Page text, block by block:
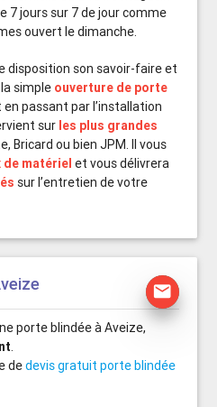
7 jours sur 7 de jour comme
ouvert le dimanche.
disposition son savoir-faire et
simple ouverture de porte
passant par l’installation
sur les plus grandes
Bricard ou bien JPM. Il vous
de matériel et vous délivrera
sur l’entretien de votre
mail
porte blindée à Aveize,
.
dedevis gratuit porte blindée